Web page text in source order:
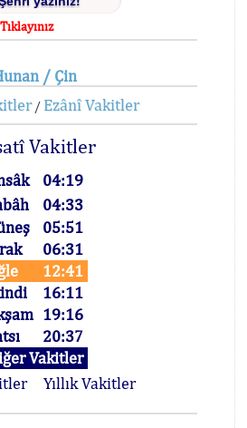
/ Çin
/ Ezânî Vakitler
Vakitler
04:19
04:33
05:51
06:31
12:41
16:11
19:16
20:37
Vakitler
Yıllık Vakitler